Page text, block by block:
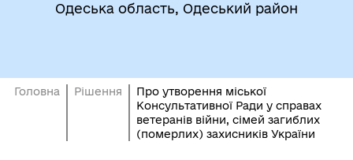
Одеська область, Одеський район
Головна Рішення
Про утворення міської
Консультативної Ради у справах
ветеранів війни, сімей загиблих
(померлих) захисників України